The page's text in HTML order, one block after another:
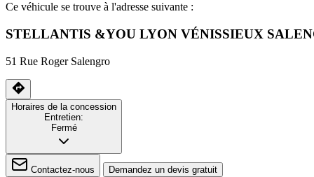
Ce véhicule se trouve à l'adresse suivante :
STELLANTIS &YOU LYON VÉNISSIEUX
51 Rue Roger Salengro
Horaires de la concession
Entretien:
Fermé
Contactez-nous Demandez un devis gratuit